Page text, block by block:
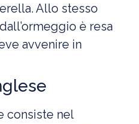
Allo stesso
è resa
avvenire in
consiste nel